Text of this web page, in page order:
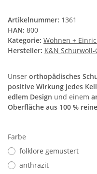
Artikelnummer: 1361
HAN: 800
Kategorie: Wohnen +
Hersteller: K&N Schurwoll-
Unser orthopädisches
positive Wirkung jedes
edlem Design und einem
Oberfläche aus 100 %
Farbe
folklore gemustert
anthrazit